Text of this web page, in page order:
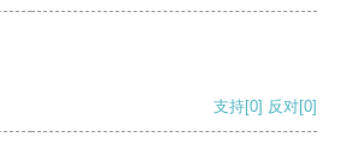
支持[0] 反对[0]